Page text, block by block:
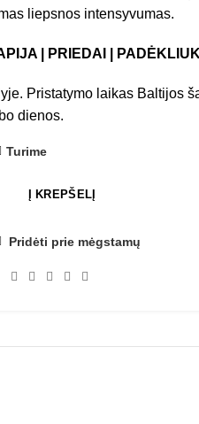
liepsnos intensyvumas.
| PRIEDAI
Pristatymo laikas Baltijos
dienos.
Turime
Į KREPŠELĮ
Pridėti prie mėgstamų